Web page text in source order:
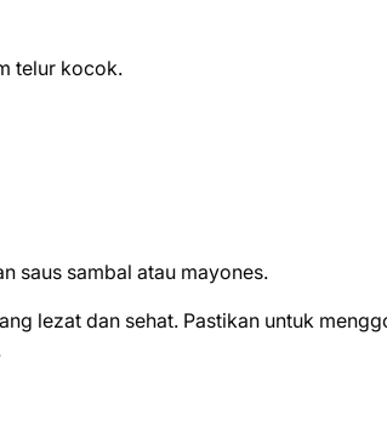
telur kocok.
saus sambal atau mayones.
lezat dan sehat. Pastikan untuk